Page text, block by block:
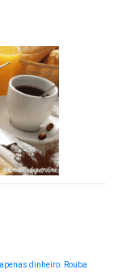
dinheiro. Rouba